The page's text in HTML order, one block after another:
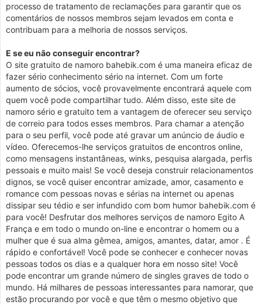
processo de tratamento de reclamações para garantir que os
comentários de nossos membros sejam levados em conta e
contribuam para a melhoria de nossos serviços.
E se eu não conseguir encontrar?
O site gratuito de namoro bahebik.com é uma maneira eficaz de
fazer sério conhecimento sério na internet. Com um forte
aumento de sócios, você provavelmente encontrará aquele com
quem você pode compartilhar tudo. Além disso, este site de
namoro sério e gratuito tem a vantagem de oferecer seu serviço
de correio para todos esses membros. Para chamar a atenção
para o seu perfil, você pode até gravar um anúncio de áudio e
vídeo. Oferecemos-lhe serviços gratuitos de encontros online,
como mensagens instantâneas, winks, pesquisa alargada, perfis
pessoais e muito mais! Se você deseja construir relacionamentos
dignos, se você quiser encontrar amizade, amor, casamento e
romance com pessoas novas e sérias na internet ou apenas
dissipar seu tédio e ser infundido com bom humor bahebik.com é
para você! Desfrutar dos melhores serviços de namoro Egito A
França e em todo o mundo on-line e encontrar o homem ou a
mulher que é sua alma gêmea, amigos, amantes, datar, amor . É
rápido e confortável! Você pode se conhecer e conhecer novas
pessoas todos os dias e a qualquer hora em nosso site! Você
pode encontrar um grande número de singles graves de todo o
mundo. Há milhares de pessoas interessantes para namorar, que
estão procurando por você e que têm o mesmo objetivo que